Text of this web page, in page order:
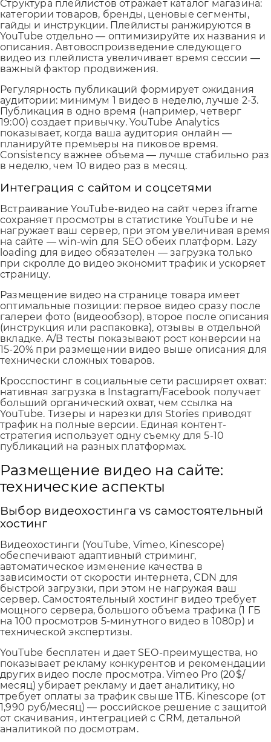
Структура плейлистов отражает каталог магазина:
категории товаров, бренды, ценовые сегменты,
гайды и инструкции. Плейлисты ранжируются в
YouTube отдельно — оптимизируйте их названия и
описания. Автовоспроизведение следующего
видео из плейлиста увеличивает время сессии —
важный фактор продвижения.
Регулярность публикаций формирует ожидания
аудитории: минимум 1 видео в неделю, лучше 2-3.
Публикация в одно время (например, четверг
19:00) создает привычку. YouTube Analytics
показывает, когда ваша аудитория онлайн —
планируйте премьеры на пиковое время.
Consistency важнее объема — лучше стабильно раз
в неделю, чем 10 видео раз в месяц.
Интеграция с сайтом и соцсетями
Встраивание YouTube-видео на сайт через iframe
сохраняет просмотры в статистике YouTube и не
нагружает ваш сервер, при этом увеличивая время
на сайте — win-win для SEO обеих платформ. Lazy
loading для видео обязателен — загрузка только
при скролле до видео экономит трафик и ускоряет
страницу.
Размещение видео на странице товара имеет
оптимальные позиции: первое видео сразу после
галереи фото (видеообзор), второе после описания
(инструкция или распаковка), отзывы в отдельной
вкладке. A/B тесты показывают рост конверсии на
15-20% при размещении видео выше описания для
технически сложных товаров.
Кросспостинг в социальные сети расширяет охват:
нативная загрузка в Instagram/Facebook получает
больший органический охват, чем ссылка на
YouTube. Тизеры и нарезки для Stories приводят
трафик на полные версии. Единая контент-
стратегия использует одну съемку для 5-10
публикаций на разных платформах.
Размещение видео на сайте:
технические аспекты
Выбор видеохостинга vs самостоятельный
хостинг
Видеохостинги (YouTube, Vimeo, Kinescope)
обеспечивают адаптивный стриминг,
автоматическое изменение качества в
зависимости от скорости интернета, CDN для
быстрой загрузки, при этом не нагружая ваш
сервер. Самостоятельный хостинг видео требует
мощного сервера, большого объема трафика (1 ГБ
на 100 просмотров 5-минутного видео в 1080p) и
технической экспертизы.
YouTube бесплатен и дает SEO-преимущества, но
показывает рекламу конкурентов и рекомендации
других видео после просмотра. Vimeo Pro (20$/
месяц) убирает рекламу и дает аналитику, но
требует оплаты за трафик свыше 1ТБ. Kinescope (от
1,990 руб/месяц) — российское решение с защитой
от скачивания, интеграцией с CRM, детальной
аналитикой по досмотрам.